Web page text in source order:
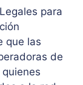
para
que las
de